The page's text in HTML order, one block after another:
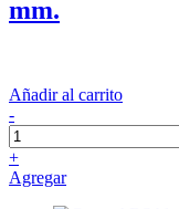
mm.
Añadir al carrito
-
+
Agregar